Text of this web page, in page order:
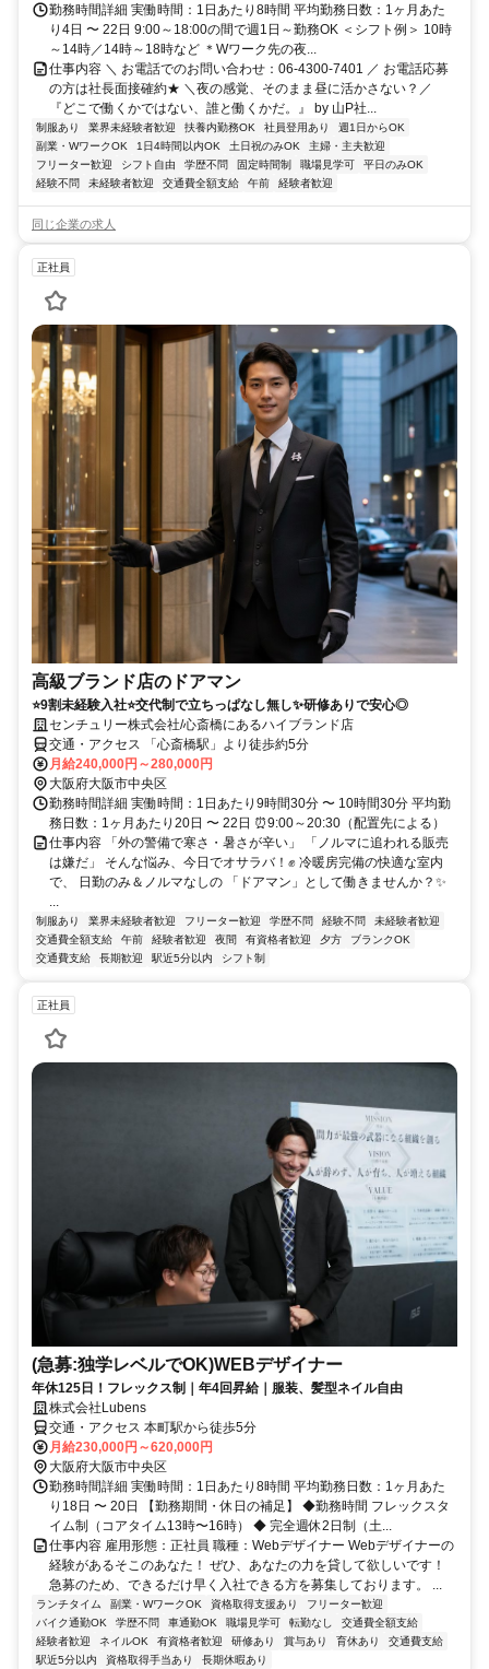
勤務時間詳細 実働時間：1日あたり8時間 平均勤務日数：1ヶ月あた
り4日 〜 22日 9:00～18:00の間で週1日～勤務OK ＜シフト例＞ 10時
～14時／14時～18時など ＊Wワーク先の夜...
仕事内容 ＼ お電話でのお問い合わせ：06-4300-7401 ／ お電話応募
の方は社長面接確約★ ＼夜の感覚、そのまま昼に活かさない？／
『どこで働くかではない、誰と働くかだ。』 by 山P社...
制服あり 業界未経験者歓迎 扶養内勤務OK 社員登用あり
週1日からOK
副業・WワークOK
1日4時間以内OK 土日祝のみOK
主婦・主夫歓迎
フリーター歓迎
シフト自由 学歴不問 固定時間制 職場見学可
平日のみOK
経験不問
未経験者歓迎 交通費全額支給 午前 経験者歓迎
同じ企業の求人
正社員
高級ブランド店のドアマン
⭐9割未経験入社⭐交代制で立ちっぱなし無し✨研修ありで安心◎
センチュリー株式会社/心斎橋にあるハイブランド店
交通・アクセス 「心斎橋駅」より徒歩約5分
月給240,000円～280,000円
大阪府大阪市中央区
勤務時間詳細 実働時間：1日あたり9時間30分 〜 10時間30分 平均勤
務日数：1ヶ月あたり20日 〜 22日 ⏰9:00～20:30（配置先による）
仕事内容 「外の警備で寒さ・暑さが辛い」 「ノルマに追われる販売
は嫌だ」 そんな悩み、今日でオサラバ！✊ 冷暖房完備の快適な室内
で、 日勤のみ＆ノルマなしの 「ドアマン」として働きませんか？✨
...
制服あり 業界未経験者歓迎 フリーター歓迎 学歴不問 経験不問
未経験者歓迎
交通費全額支給
午前 経験者歓迎 夜間 有資格者歓迎 夕方
ブランクOK
交通費支給
長期歓迎 駅近5分以内 シフト制
正社員
(急募:独学レベルでOK)WEBデザイナー
年休125日！フレックス制｜年4回昇給｜服装、髪型ネイル自由
株式会社Lubens
交通・アクセス 本町駅から徒歩5分
月給230,000円～620,000円
大阪府大阪市中央区
勤務時間詳細 実働時間：1日あたり8時間 平均勤務日数：1ヶ月あた
り18日 〜 20日 【勤務期間・休日の補足】 ◆勤務時間 フレックスタ
イム制（コアタイム13時〜16時） ◆ 完全週休2日制（土...
仕事内容 雇用形態：正社員 職種：Webデザイナー Webデザイナーの
経験があるそこのあなた！ ぜひ、あなたの力を貸して欲しいです！
急募のため、できるだけ早く入社できる方を募集しております。 ...
ランチタイム 副業・WワークOK 資格取得支援あり
フリーター歓迎
バイク通勤OK
学歴不問 車通勤OK 職場見学可 転勤なし
交通費全額支給
経験者歓迎
ネイルOK 有資格者歓迎 研修あり 賞与あり 育休あり
交通費支給
駅近5分以内
資格取得手当あり 長期休暇あり